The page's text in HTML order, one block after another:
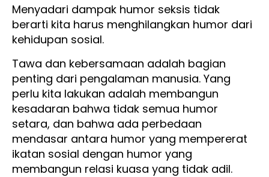
Menyadari dampak humor seksis tidak
berarti kita harus menghilangkan humor dari
kehidupan sosial.
Tawa dan kebersamaan adalah bagian
penting dari pengalaman manusia. Yang
perlu kita lakukan adalah membangun
kesadaran bahwa tidak semua humor
setara, dan bahwa ada perbedaan
mendasar antara humor yang mempererat
ikatan sosial dengan humor yang
membangun relasi kuasa yang tidak adil.